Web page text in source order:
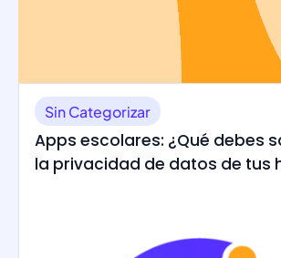
Sin Categorizar
Apps escolares: ¿Qué debes
la privacidad de datos de tus